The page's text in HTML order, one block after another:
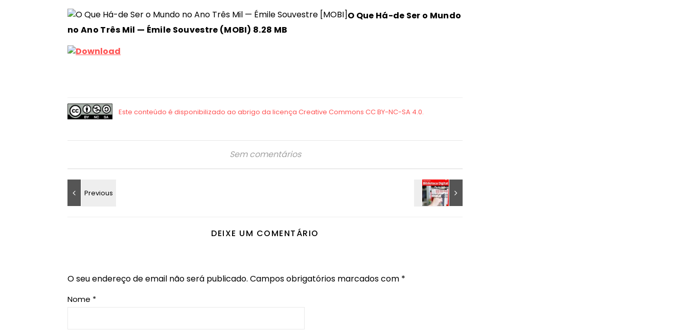
O Que Há-de Ser o Mundo
no Ano Três Mil — Émile Souvestre (MOBI) 8.28 MB
Sem comentários
DEIXE UM COMENTÁRIO
O seu endereço de email não será publicado. Campos obrigatórios marcados com *
Nome *